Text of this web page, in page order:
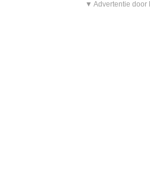
▼ Advertentie door